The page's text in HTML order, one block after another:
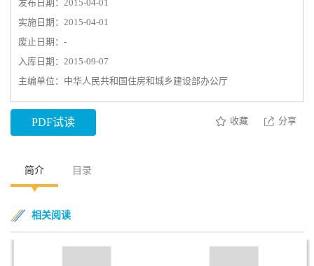
发布日期：2015-04-01
实施日期：2015-04-01
废止日期：-
入库日期：2015-09-07
主编单位：中华人民共和国住房和城乡建设部办公厅
PDF试读 收藏 分享
简介 目录
相关阅读